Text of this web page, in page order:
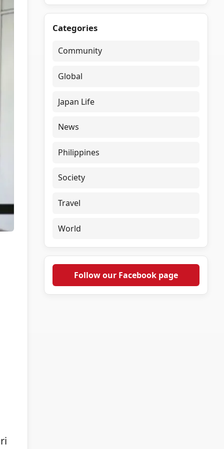
Categories
Community
Global
Japan Life
News
Philippines
Society
Travel
World
Follow our Facebook page